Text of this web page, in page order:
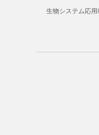
生物システム応用